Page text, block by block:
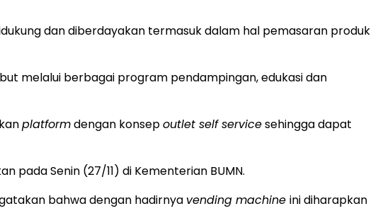
dan diberdayakan termasuk dalam hal pemasaran produk
melalui berbagai program pendampingan, edukasi dan
platformdengan konsepoutlet self servicesehingga dapat
pada Senin (27/11) di Kementerian BUMN.
bahwa dengan hadirnya vending machine ini diharapkan